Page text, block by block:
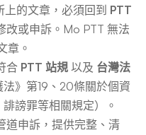
上的文章，必須回到 PTT
改或申訴。Mo PTT 無法
章。
合 PTT 站規 以及 台灣法
法》第19、20條關於個資
謗罪等相關規定）。
道申訴，提供完整、清